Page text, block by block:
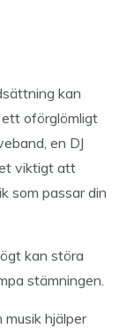
kan
oförglömligt
en DJ
viktigt att
som passar din
kan störa
stämningen.
hjälper